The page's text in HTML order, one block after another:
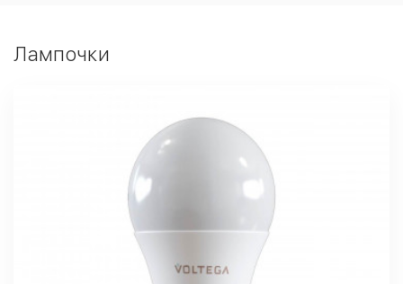
Лампочки